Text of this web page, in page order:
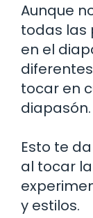
Aunque
todas las
en el
tocar en
diapasón.
Esto te
al tocar
y estilos.